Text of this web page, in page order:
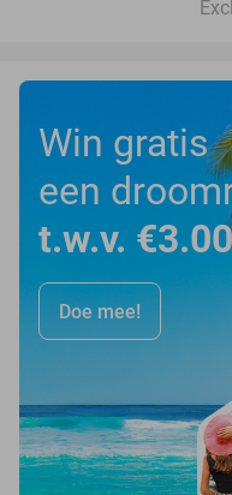
Win gratis
een
t.w.v.
Doe mee!